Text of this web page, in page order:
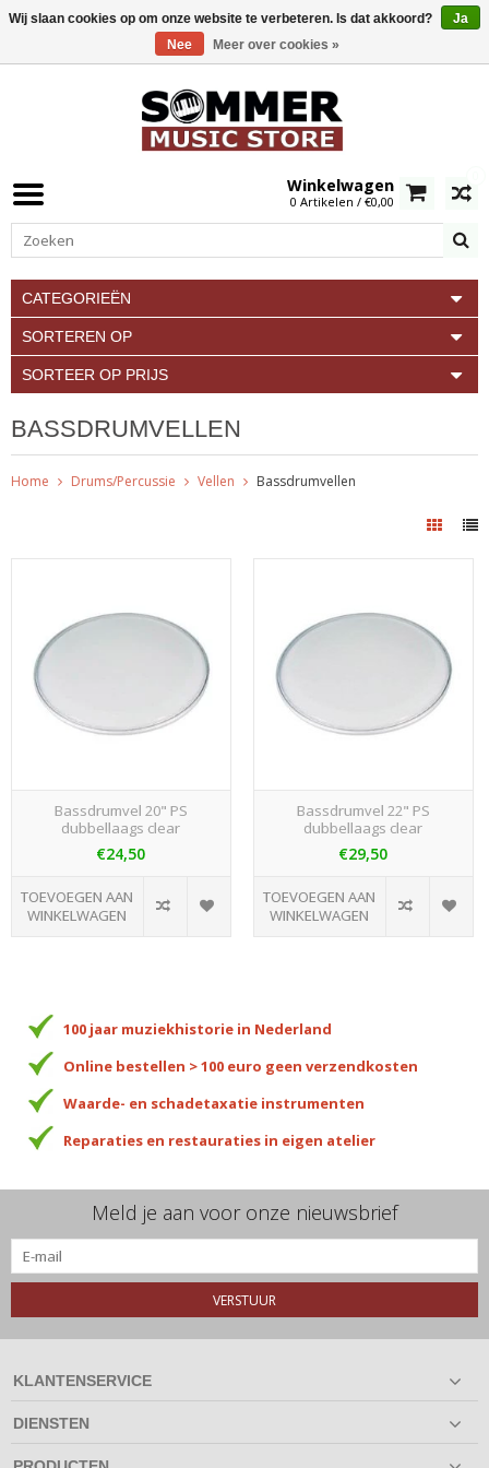
Winkelwagen
0 Artikelen / €0,00
CATEGORIEËN
SORTEREN OP
SORTEER OP PRIJS
BASSDRUMVELLEN
Home Drums/Percussie Vellen Bassdrumvellen
Bassdrumvel 20" PS
dubbellaags clear
€24,50
TOEVOEGEN AAN
WINKELWAGEN
Bassdrumvel 22" PS
dubbellaags clear
€29,50
TOEVOEGEN AAN
WINKELWAGEN
100 jaar muziekhistorie in Nederland
Online bestellen > 100 euro geen verzendkosten
Waarde- en schadetaxatie instrumenten
Reparaties en restauraties in eigen atelier
Meld je aan voor onze nieuwsbrief
VERSTUUR
KLANTENSERVICE
DIENSTEN
Wij slaan cookies op om onze website te verbeteren. Is dat akkoord?
Ja
Nee
Meer over cookies »